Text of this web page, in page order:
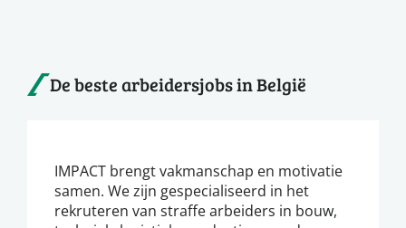
De beste arbeidersjobs in België
IMPACT brengt vakmanschap en motivatie
samen. We zijn gespecialiseerd in het
rekruteren van straffe arbeiders in bouw,